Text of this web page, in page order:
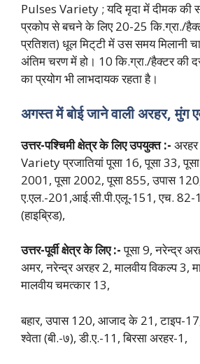
Pulses Variety ; यदि मृदा में दीमक की
प्रकोप से बचने के लिए 20-25 कि.ग्रा./
प्रतिशत) धूल मिट्‌टी में उस समय मिलानी
अंतिम चरण में हो। 10 कि.ग्रा./हैक्टर की
का प्रयोग भी लाभदायक रहता है।
अगस्त में बोई जाने वाली अरहर, मुंग
उत्तर-पश्चिमी क्षेत्र के लिए उपयुक्त :-
Variety प्रजातियां पूसा 16, पूसा 33,
2001, पूसा 2002, पूसा 855, उपास
ए.एल.-201,आई.सी.पी.एलू-151, एच. 82-
(हाइब्रिड),
उत्तर-पूर्वी क्षेत्र के लिए :-पूसा 9, नरेन्द्र
अमर, नरेन्द्र अरहर 2, मालवीय विकल्प 3,
मालवीय चमत्कार 13,
बहार, उपास 120, आजाद के 21, टाइप-
श्वेता (बी.-७), डी.ए.-11, बिरसा अरहर-1,